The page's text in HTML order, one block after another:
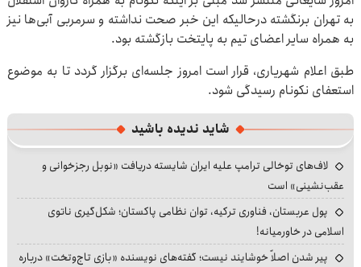
به تهران برنگشته درحالیکه این خبر صحت نداشته و سرمربی آبی‌ها نیز
به همراه سایر اعضای تیم به پایتخت بازگشته بود.
طبق اعلام شهریاری، قرار است امروز جلسه‌ای برگزار گردد تا به موضوع
استعفای نکونام رسیدگی شود.
شاید ندیده باشید
لاف‌های توخالی ترامپ علیه ایران شایسته دریافت «نوبل رجزخوانی و
عقب‌نشینی» است
پول عربستان، فناوری ترکیه، توان نظامی پاکستان؛ شکل‌گیری ناتوی
اسلامی در خاورمیانه!
پیر شدن اصلاً خوشایند نیست؛ گفته‌های نویسنده «بازی تاج‌وتخت» درباره